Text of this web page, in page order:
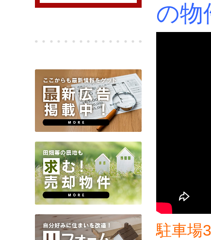
の物
駐車場